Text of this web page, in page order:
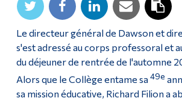
Le directeur général de Dawson et
s'est adressé au corps professoral et
du déjeuner de rentrée de l'automne
Alors que le Collège entame sa 49e
sa mission éducative, Richard Filion a
Diplômé·es et